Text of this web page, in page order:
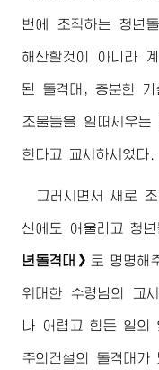
번에 조직하는 청년
해산할것이 아니라
된 돌격대, 충분한 기
조물들을 일떠세우
한다고 교시하시였다.
그러시면서 새로
신에도 어울리고 청
년돌격대》 로 명명해
위대한 수령님 의 교
나 어렵고 힘든 일의
주의건설의 돌격대가